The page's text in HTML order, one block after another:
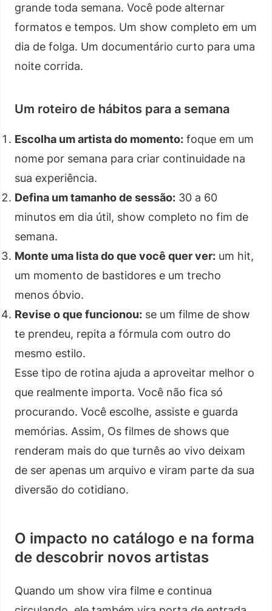
grande toda semana. Você pode alternar
formatos e tempos. Um show completo em um
dia de folga. Um documentário curto para uma
noite corrida.
Um roteiro de hábitos para a semana
Escolha um artista do momento: foque em um
nome por semana para criar continuidade na
sua experiência.
Defina um tamanho de sessão: 30 a 60
minutos em dia útil, show completo no fim de
semana.
Monte uma lista do que você quer ver: um hit,
um momento de bastidores e um trecho
menos óbvio.
Revise o que funcionou: se um filme de show
te prendeu, repita a fórmula com outro do
mesmo estilo.
Esse tipo de rotina ajuda a aproveitar melhor o
que realmente importa. Você não fica só
procurando. Você escolhe, assiste e guarda
memórias. Assim, Os filmes de shows que
renderam mais do que turnês ao vivo deixam
de ser apenas um arquivo e viram parte da sua
diversão do cotidiano.
O impacto no catálogo e na forma
de descobrir novos artistas
Quando um show vira filme e continua